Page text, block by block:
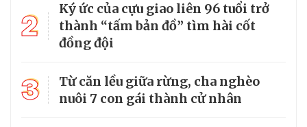
2
Ký ức của cựu giao liên 96 tuổi trở
thành “tấm bản đồ” tìm hài cốt
đồng đội
3
Từ căn lều giữa rừng, cha nghèo
nuôi 7 con gái thành cử nhân